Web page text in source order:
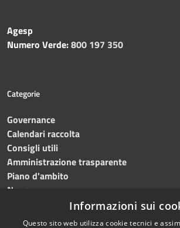
Agesp
Numero Verde:800 197 350
Categorie
Governance
Calendari raccolta
Consigli utili
Amministrazione trasparente
Piano d'ambito
News
Informazioni sui
Questo sito web utilizza cookie tecnici e